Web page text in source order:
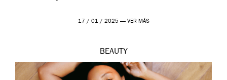
17 / 01 / 2025 — VER MÁS
BEAUTY